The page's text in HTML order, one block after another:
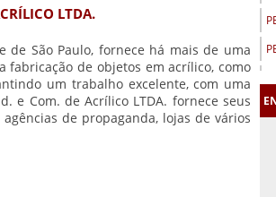
LTDA.
de São Paulo, fornece há mais de uma
fabricação de objetos em acrílico, como
um trabalho excelente, com uma
e Com. de Acrílico LTDA. fornece seus
de propaganda, lojas de vários